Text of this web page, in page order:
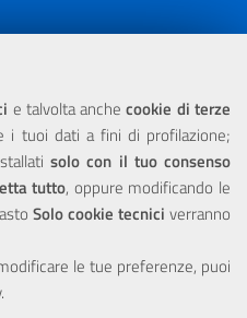
e talvolta anchecookie di terze
i tuoi dati a fini di profilazione;
solo con il tuo consenso
tutto, oppure modificando le
Solo cookie tecnici verranno
le tue preferenze, puoi
.
finanziaria dell'Unione
2000/2006 Misura 6.05 -